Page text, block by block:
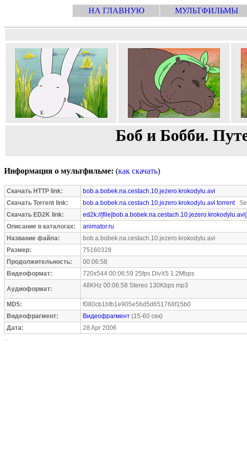
НА ГЛАВНУЮ МУЛЬТФИЛЬМЫ
Боб и Бобби.
Информация о мультфильме: (как скачать)
Скачать HTTP link:
bob.a.bobek.na.cestach.10.jezero.krokodylu.avi
Скачать Torrent link:
bob.a.bobek.na.cestach.10.jezero.krokodylu.avi.torrent
Скачать ED2K link:
ed2k://
Описание в каталогах:
animator.ru
Название файла:
bob.a.bobek.na.cestach.10.jezero.krokodylu.avi
Размер:
75160328
Продолжительность:
00:06:58
Видеоформат:
720x544 00:06:59 25fps DivX5 1.2Mbps
Аудиоформат: 48KHz 00:06:58 Stereo 130Kbps mp3
MD5:
f080cb1bfb1e905e56d5d651768f15b0
Видеофрагмент:
Видеофрагмент (15-60 сек)
Дата:
28 Apr 2006